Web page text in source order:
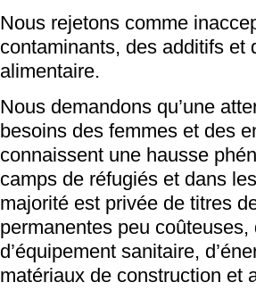
Nous rejetons comme
contaminants, des additifs et
alimentaire.
Nous demandons qu’une
besoins des femmes et des
connaissent une hausse
camps de réfugiés et dans
majorité est privée de titres
permanentes peu
d’équipement sanitaire,
matériaux de construction et